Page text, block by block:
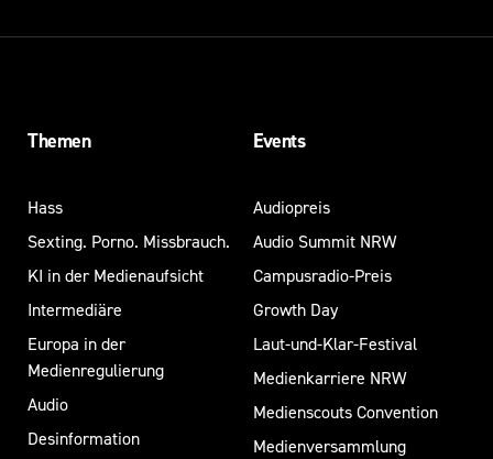
Themen
Hass
Sexting. Porno. Missbrauch.
KI in der Medienaufsicht
Intermediäre
Europa in der
Medienregulierung
Audio
Desinformation
Events
Audiopreis
Audio Summit NRW
Campusradio-Preis
Growth Day
Laut-und-Klar-Festival
Medienkarriere NRW
Medienscouts Convention
Medienversammlung